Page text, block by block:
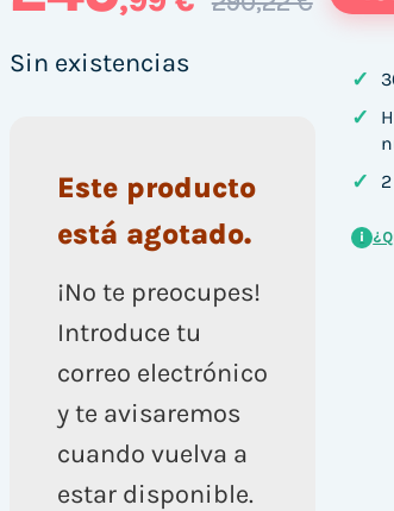
Sin existencias
Este producto
está agotado.
¡No te preocupes!
Introduce tu
correo electrónico
y te avisaremos
cuando vuelva a
estar disponible.
✓
✓
✓
i